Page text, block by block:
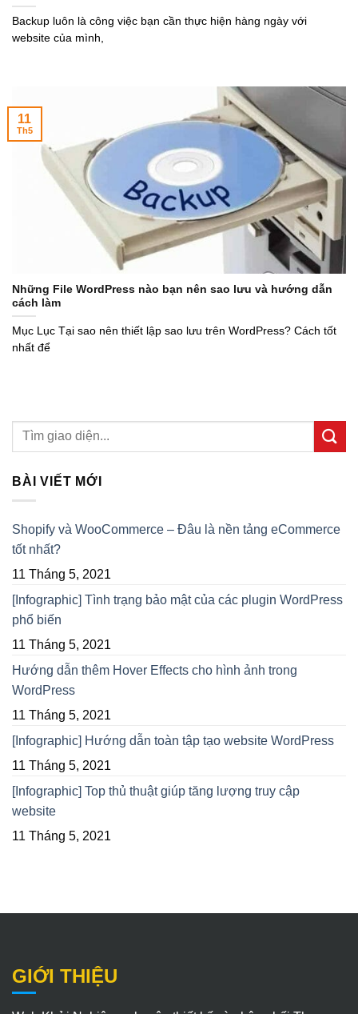
Backup luôn là công việc bạn cần thực hiện hàng ngày với
website của mình,
Những File WordPress nào bạn nên sao lưu và hướng dẫn
cách làm
Mục Lục Tại sao nên thiết lập sao lưu trên WordPress? Cách tốt
nhất để
11
Th5
BÀI VIẾT MỚI
Shopify và WooCommerce – Đâu là nền tảng eCommerce
tốt nhất?
11 Tháng 5, 2021
[Infographic] Tình trạng bảo mật của các plugin WordPress
phổ biến
11 Tháng 5, 2021
Hướng dẫn thêm Hover Effects cho hình ảnh trong
WordPress
11 Tháng 5, 2021
[Infographic] Hướng dẫn toàn tập tạo website WordPress
11 Tháng 5, 2021
[Infographic] Top thủ thuật giúp tăng lượng truy cập
website
11 Tháng 5, 2021
GIỚI THIỆU